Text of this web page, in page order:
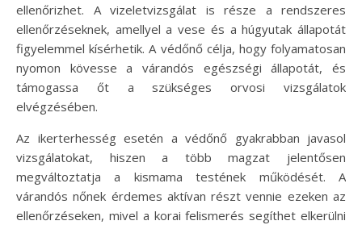
ellenőrizhet. A vizeletvizsgálat is része a rendszeres
ellenőrzéseknek, amellyel a vese és a húgyutak állapotát
figyelemmel kísérhetik. A védőnő célja, hogy folyamatosan
nyomon kövesse a várandós egészségi állapotát, és
támogassa őt a szükséges orvosi vizsgálatok
elvégzésében.
Az ikerterhesség esetén a védőnő gyakrabban javasol
vizsgálatokat, hiszen a több magzat jelentősen
megváltoztatja a kismama testének működését. A
várandós nőnek érdemes aktívan részt vennie ezeken az
ellenőrzéseken, mivel a korai felismerés segíthet elkerülni